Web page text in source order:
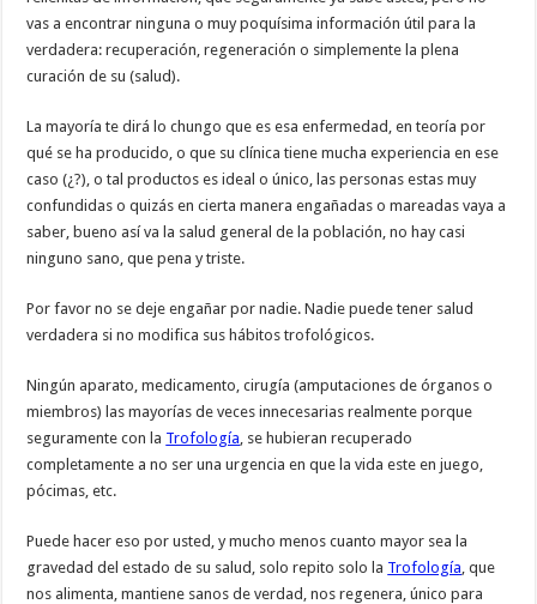
vas a encontrar ninguna o muy poquísima información útil para la
verdadera: recuperación, regeneración o simplemente la plena
curación de su (salud).
La mayoría te dirá lo chungo que es esa enfermedad, en teoría por
qué se ha producido, o que su clínica tiene mucha experiencia en ese
caso (¿?), o tal productos es ideal o único, las personas estas muy
confundidas o quizás en cierta manera engañadas o mareadas vaya a
saber, bueno así va la salud general de la población, no hay casi
ninguno sano, que pena y triste.
Por favor no se deje engañar por nadie. Nadie puede tener salud
verdadera si no modifica sus hábitos trofológicos.
Ningún aparato, medicamento, cirugía (amputaciones de órganos o
miembros) las mayorías de veces innecesarias realmente porque
seguramente con la Trofología , se hubieran recuperado
completamente a no ser una urgencia en que la vida este en juego,
pócimas, etc.
Puede hacer eso por usted, y mucho menos cuanto mayor sea la
gravedad del estado de su salud, solo repito solo la Trofología , que
nos alimenta, mantiene sanos de verdad, nos regenera, único para